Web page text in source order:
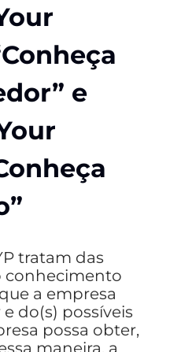
e
tratam das
conhecimento
a empresa
do(s) possíveis
possa obter,
maneira, a